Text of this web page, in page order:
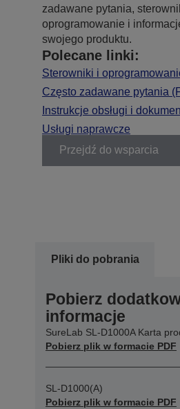
zadawane pytania,
oprogramowanie i
swojego produktu.
Polecane linki:
Sterowniki i
Często zadawane pytania
Instrukcje obsługi i
Usługi naprawcze
Przejdź do wsparcia
Pliki do pobrania
Pobierz
informacje
SureLab SL-D1000A Karta
Pobierz plik w formacie PDF
SL-D1000(A)
Pobierz plik w formacie PDF